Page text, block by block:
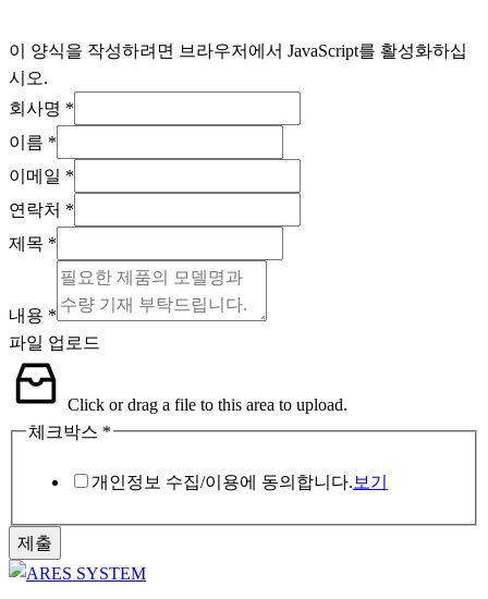
이 양식을 작성하려면 브라우저에서 JavaScript를 활성화하십
시오.
회사명 *
이름 *
이메일 *
연락처 *
제목 *
내용 *
제
목
체
락
처
파일 업로드
Click or drag a file to this area to upload.
체크박스 *
개인정보 수집/이용에 동의합니다. 보기
제출